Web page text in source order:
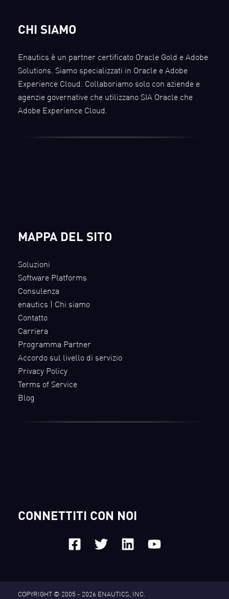
CHI SIAMO
Enautics è un partner certificato Oracle Gold e Adobe
Solutions. Siamo specializzati in Oracle e Adobe
Experience Cloud. Collaboriamo solo con aziende e
agenzie governative che utilizzano SIA Oracle che
Adobe Experience Cloud.
MAPPA DEL SITO
Soluzioni
Software Platforms
Consulenza
enautics | Chi siamo
Contatto
Carriera
Programma Partner
Accordo sul livello di servizio
Privacy Policy
Terms of Service
Blog
CONNETTITI CON NOI
COPYRIGHT © 2005 - 2026 ENAUTICS, INC.